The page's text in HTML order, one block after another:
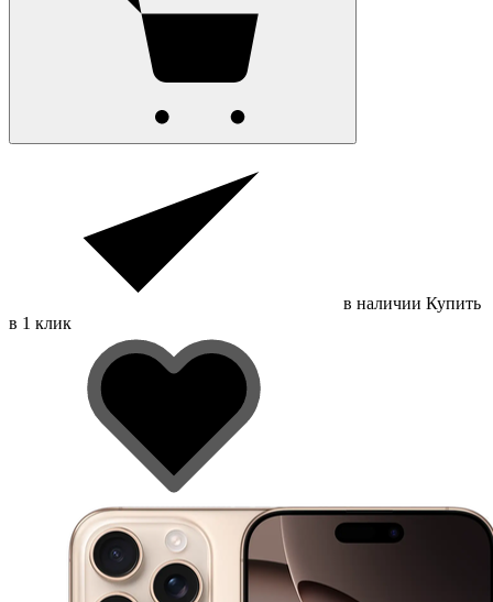
в наличии Купить
в 1 клик